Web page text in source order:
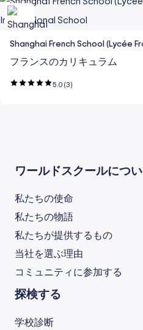
Shanghai French School (Lycée
フランスのカリキュラム
5.0 (3)
ワールドスクールにつ
私たちの使命
私たちの物語
私たちが提供するもの
当社を選ぶ理由
コミュニティに参加する
探検する
学校診断